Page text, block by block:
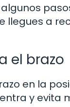
llegues a
el brazo
en la
y evita